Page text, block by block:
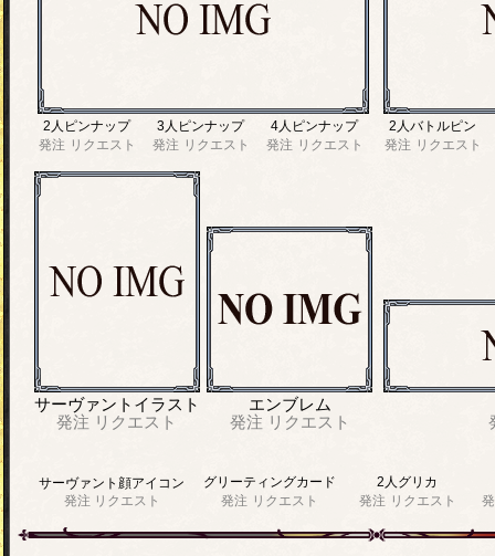
2人ピンナップ
発注 リクエスト
3人ピンナップ
発注 リクエスト
4人ピンナップ
発注 リクエスト
2人バトルピン
発注 リクエスト
サーヴァントイラスト
発注 リクエスト
エンブレム
発注 リクエスト
サーヴァント顔アイコン
発注 リクエスト
グリーティングカード
発注 リクエスト
2人グリカ
発注 リクエスト